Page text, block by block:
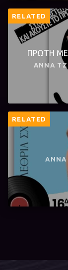
RELATED
ΠΡΩΤΗ
ANNA
RELATED